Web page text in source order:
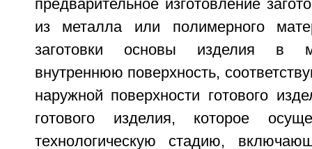
предварительное изготовление
из металла или полимерного
заготовки основы изделия в
внутреннюю поверхность,
наружной поверхности готового
готового изделия, которое
технологическую стадию,